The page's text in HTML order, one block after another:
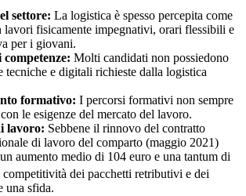
settore: La logistica è spesso percepita come
lavori fisicamente impegnativi, orari flessibili e
per i giovani.
Molti candidati non possiedono
tecniche e digitali richieste dalla logistica
formativo: I percorsi formativi non sempre
le esigenze del mercato del lavoro.
lavoro: Sebbene il rinnovo del contratto
di lavoro del comparto (maggio 2021)
aumento medio di 104 euro e una tantum di
competitività dei pacchetti retributivi e dei
una sfida.